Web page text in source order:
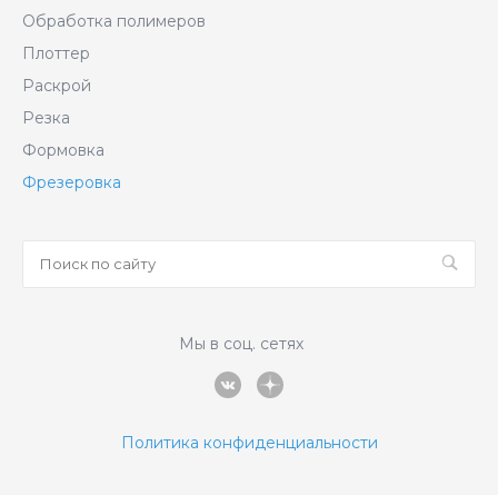
Обработка полимеров
Плоттер
Раскрой
Резка
Формовка
Фрезеровка
Мы в соц. сетях
Политика конфиденциальности